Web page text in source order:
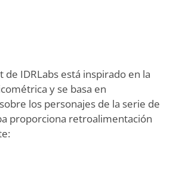
de IDRLabs está inspirado en la
y se basa en
los personajes de la serie de
proporciona retroalimentación